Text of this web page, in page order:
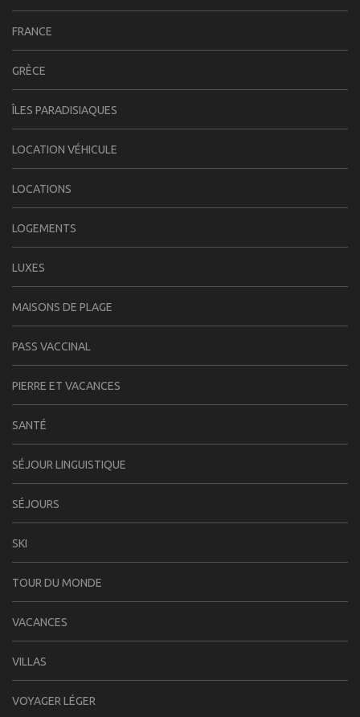
FRANCE
GRÈCE
ÎLES PARADISIAQUES
LOCATION VÉHICULE
LOCATIONS
LOGEMENTS
LUXES
MAISONS DE PLAGE
PASS VACCINAL
PIERRE ET VACANCES
SANTÉ
SÉJOUR LINGUISTIQUE
SÉJOURS
SKI
TOUR DU MONDE
VACANCES
VILLAS
VOYAGER LÉGER